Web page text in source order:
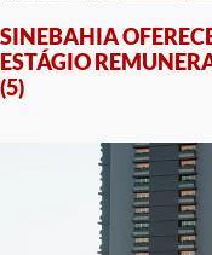
SINEBAHIA
ESTÁGIO
(5)